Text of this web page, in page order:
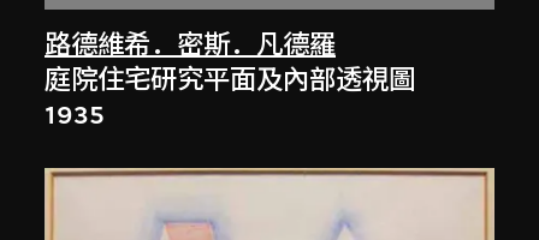
路德維希．密斯．凡德羅
庭院住宅研究平面及內部透視圖
1935